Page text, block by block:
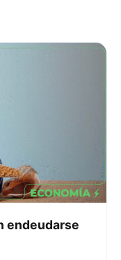
endeudarse